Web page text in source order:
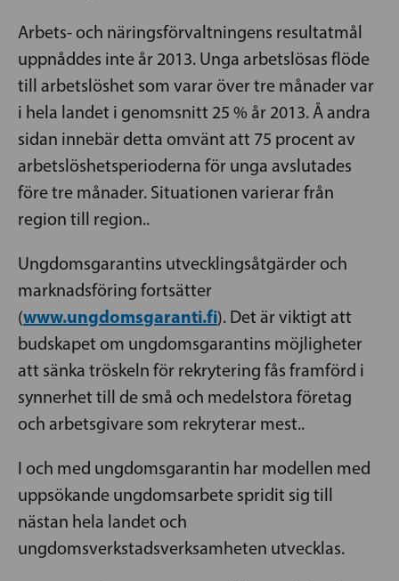
Arbets- och näringsförvaltningens resultatmål
uppnåddes inte år 2013. Unga arbetslösas flöde
till arbetslöshet som varar över tre månader var
i hela landet i genomsnitt 25 % år 2013. Å andra
sidan innebär detta omvänt att 75 procent av
arbetslöshetsperioderna för unga avslutades
före tre månader. Situationen varierar från
region till region..
Ungdomsgarantins utvecklingsåtgärder och
marknadsföring fortsätter
(www.ungdomsgaranti.fi). Det är viktigt att
budskapet om ungdomsgarantins möjligheter
att sänka tröskeln för rekrytering fås framförd i
synnerhet till de små och medelstora företag
och arbetsgivare som rekryterar mest..
I och med ungdomsgarantin har modellen med
uppsökande ungdomsarbete spridit sig till
nästan hela landet och
ungdomsverkstadsverksamheten utvecklas.